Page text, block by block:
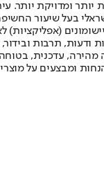
ומדויקת יותר.
30 ביולי 2007, וב-2010 הפך
תרבות
מהירה, עדכנית,
ומבצעים על